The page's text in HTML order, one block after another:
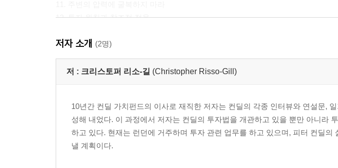
12. 투자 원칙과 창조적 적용
14. 일본 주식과 역발상 투자
15. 실패에서도 얻을 것은 있다
16. 주술사와의 댄스
19. 주식투자와 건강 그리고 은퇴
20. 위대한 투자 대가들의 공통점
21. 투자의 세계에 은퇴는 없다
저자 소개 (2명)
저 : 크리스토퍼 리소-길 (Christopher Risso-Gill)
10년간 컨딜 가치펀드의 이사로 재직한 저자는 컨딜의 각종 인터뷰와 연설문,
성해 내었다. 이 과정에서 저자는 컨딜의 투자법을 개관하고 있을 뿐만 아니라
하고 있다. 현재는 런던에 거주하며 투자 관련 업무를 하고 있으며, 피터 컨딜의
낼 계획이다.